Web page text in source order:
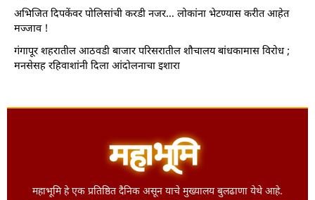
अभिजित दिपकेंवर पोलिसांची करडी नजर… लोकांना भेटण्यास करीत आहेत
मज्जाव !
गंगापूर शहरातील आठवडी बाजार परिसरातील शौचालय बांधकामास विरोध ;
मनसेसह रहिवाशांनी दिला आंदोलनाचा इशारा
महाभूमि हे एक प्रतिष्ठित दैनिक असून याचे मुख्यालय बुलढाणा येथे आहे.